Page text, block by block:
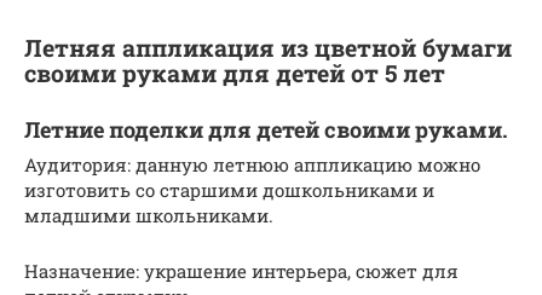
Летняя аппликация из цветной бумаги
своими руками для детей от 5 лет
Летние поделки для детей своими руками.
Аудитория: данную летнюю аппликацию можно
изготовить со старшими дошкольниками и
младшими школьниками.
Назначение: украшение интерьера, сюжет для